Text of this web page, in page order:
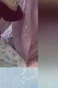
万